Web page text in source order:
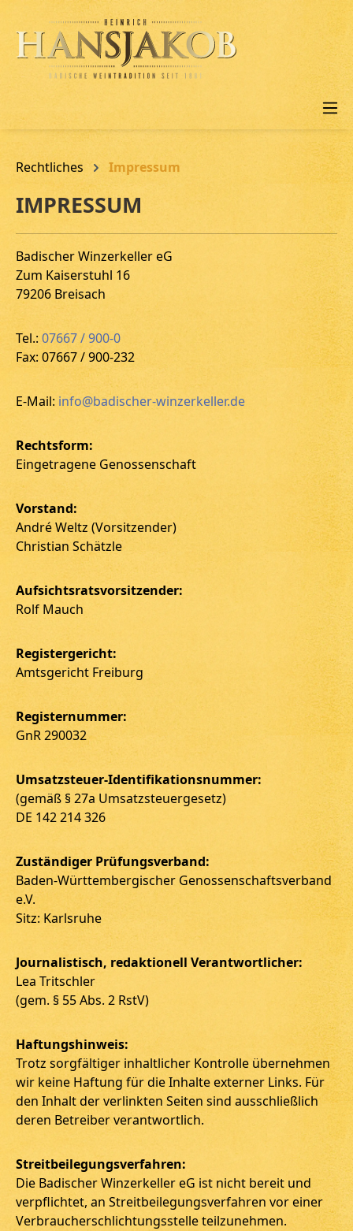
springen
Rechtliches Impressum
IMPRESSUM
Badischer Winzerkeller eG
Zum Kaiserstuhl 16
79206 Breisach
Tel.: 07667 / 900-0
Fax: 07667 / 900-232
E-Mail: info@badischer-winzerkeller.de
Rechtsform:
Eingetragene Genossenschaft
Vorstand:
André Weltz (Vorsitzender)
Christian Schätzle
Aufsichtsratsvorsitzender:
Rolf Mauch
Registergericht:
Amtsgericht Freiburg
Registernummer:
GnR 290032
Umsatzsteuer-Identifikationsnummer:
(gemäß § 27a Umsatzsteuergesetz)
DE 142 214 326
Zuständiger Prüfungsverband:
Baden-Württembergischer Genossenschaftsverband
e.V.
Sitz: Karlsruhe
Journalistisch, redaktionell Verantwortlicher:
Lea Tritschler
(gem. § 55 Abs. 2 RstV)
Haftungshinweis:
Trotz sorgfältiger inhaltlicher Kontrolle übernehmen
wir keine Haftung für die Inhalte externer Links. Für
den Inhalt der verlinkten Seiten sind ausschließlich
deren Betreiber verantwortlich.
Streitbeilegungsverfahren:
Die Badischer Winzerkeller eG ist nicht bereit und
verpflichtet, an Streitbeilegungsverfahren vor einer
Verbraucherschlichtungsstelle teilzunehmen.